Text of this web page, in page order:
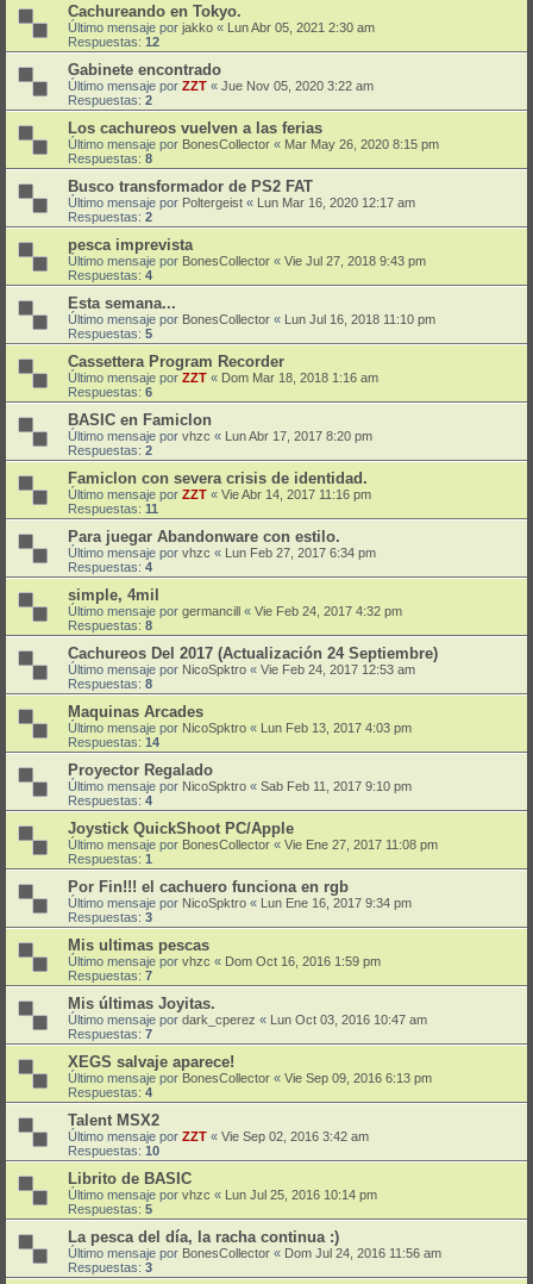
Cachureando en Tokyo.
Último mensaje por jakko « Lun Abr 05, 2021 2:30 am
Respuestas: 12
Gabinete encontrado
Último mensaje por ZZT « Jue Nov 05, 2020 3:22 am
Respuestas: 2
Los cachureos vuelven a las ferias
Último mensaje por BonesCollector « Mar May 26, 2020 8:15 pm
Respuestas: 8
Busco transformador de PS2 FAT
Último mensaje por Poltergeist « Lun Mar 16, 2020 12:17 am
Respuestas: 2
pesca imprevista
Último mensaje por BonesCollector « Vie Jul 27, 2018 9:43 pm
Respuestas: 4
Esta semana...
Último mensaje por BonesCollector « Lun Jul 16, 2018 11:10 pm
Respuestas: 5
Cassettera Program Recorder
Último mensaje por ZZT « Dom Mar 18, 2018 1:16 am
Respuestas: 6
BASIC en Famiclon
Último mensaje por vhzc « Lun Abr 17, 2017 8:20 pm
Respuestas: 2
Famiclon con severa crisis de identidad.
Último mensaje por ZZT « Vie Abr 14, 2017 11:16 pm
Respuestas: 11
Para juegar Abandonware con estilo.
Último mensaje por vhzc « Lun Feb 27, 2017 6:34 pm
Respuestas: 4
simple, 4mil
Último mensaje por germancill « Vie Feb 24, 2017 4:32 pm
Respuestas: 8
Cachureos Del 2017 (Actualización 24 Septiembre)
Último mensaje por NicoSpktro « Vie Feb 24, 2017 12:53 am
Respuestas: 8
Maquinas Arcades
Último mensaje por NicoSpktro « Lun Feb 13, 2017 4:03 pm
Respuestas: 14
Proyector Regalado
Último mensaje por NicoSpktro « Sab Feb 11, 2017 9:10 pm
Respuestas: 4
Joystick QuickShoot PC/Apple
Último mensaje por BonesCollector « Vie Ene 27, 2017 11:08 pm
Respuestas: 1
Por Fin!!! el cachuero funciona en rgb
Último mensaje por NicoSpktro « Lun Ene 16, 2017 9:34 pm
Respuestas: 3
Mis ultimas pescas
Último mensaje por vhzc « Dom Oct 16, 2016 1:59 pm
Respuestas: 7
Mis últimas Joyitas.
Último mensaje por dark_cperez « Lun Oct 03, 2016 10:47 am
Respuestas: 7
XEGS salvaje aparece!
Último mensaje por BonesCollector « Vie Sep 09, 2016 6:13 pm
Respuestas: 4
Talent MSX2
Último mensaje por ZZT « Vie Sep 02, 2016 3:42 am
Respuestas: 10
Librito de BASIC
Último mensaje por vhzc « Lun Jul 25, 2016 10:14 pm
Respuestas: 5
La pesca del día, la racha continua :)
Último mensaje por BonesCollector « Dom Jul 24, 2016 11:56 am
Respuestas: 3